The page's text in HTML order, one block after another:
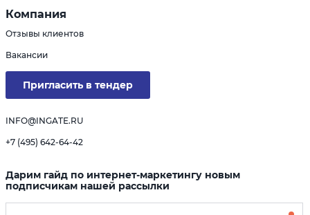
Компания
Отзывы клиентов
Вакансии
Пригласить в тендер
INFO@INGATE.RU
+7 (495) 642-64-42
Дарим гайд по интернет-маркетингу новым
подписчикам нашей рассылки